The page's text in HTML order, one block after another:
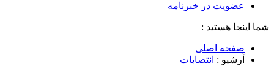
عضويت در خبرنامه
شما اینجا هستید :
صفحه اصلی
آرشیو : انتصابات